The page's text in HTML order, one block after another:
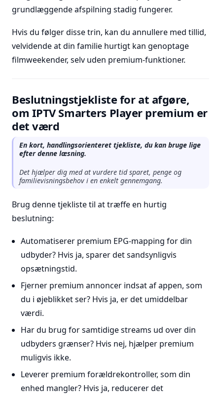
grundlæggende afspilning stadig fungerer.
Hvis du følger disse trin, kan du annullere med tillid,
velvidende at din familie hurtigt kan genoptage
filmweekender, selv uden premium-funktioner.
Beslutningstjekliste for at afgøre,
om IPTV Smarters Player premium er
det værd
En kort, handlingsorienteret tjekliste, du kan bruge lige
efter denne læsning.
Det hjælper dig med at vurdere tid sparet, penge og
familievisningsbehov i en enkelt gennemgang.
Brug denne tjekliste til at træffe en hurtig
beslutning:
Automatiserer premium EPG-mapping for din
udbyder? Hvis ja, sparer det sandsynligvis
opsætningstid.
Fjerner premium annoncer indsat af appen, som
du i øjeblikket ser? Hvis ja, er det umiddelbar
værdi.
Har du brug for samtidige streams ud over din
udbyders grænser? Hvis nej, hjælper premium
muligvis ikke.
Leverer premium forældrekontroller, som din
enhed mangler? Hvis ja, reducerer det